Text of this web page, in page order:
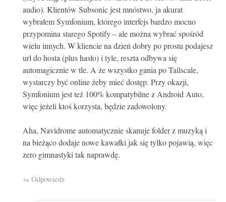
audio). Klientów Subsonic jest mnóstwo, ja akurat
wybrałem Symfonium, którego interfejs bardzo mocno
przypomina starego Spotify – ale można wybrać spośród
wielu innych. W kliencie na dzień dobry po prostu podajesz
url do hosta (plus hasło) i tyle, reszta odbywa się
automagicznie w tle. A że wszystko gania po Tailscale,
wystarczy być online żeby mieć dostęp. Przy okazji,
Symfonium jest też 100% kompatybilne z Android Auto,
więc jeżeli ktoś korzysta, będzie zadowolony.
Aha, Navidrome automatycznie skanuje folder z muzyką i
na bieżąco dodaje nowe kawałki jak się tylko pojawią, więc
zero gimnastyki tak naprawdę.
Odpowiedz